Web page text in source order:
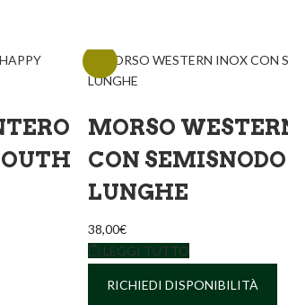
MORSO
CON
LUNGHE
38,00€
LEGGI TUTTO
RICHIEDI DISPONIBILITÀ